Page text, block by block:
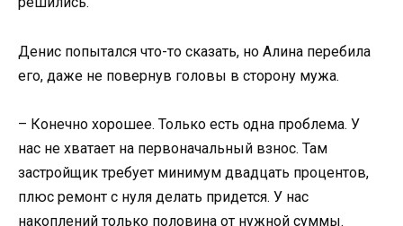
Денис попытался что-то сказать, но Алина перебила
его, даже не повернув головы в сторону мужа.
– Конечно хорошее. Только есть одна проблема. У
нас не хватает на первоначальный взнос. Там
застройщик требует минимум двадцать процентов,
плюс ремонт с нуля делать придется. У нас
накоплений только половина от нужной суммы.